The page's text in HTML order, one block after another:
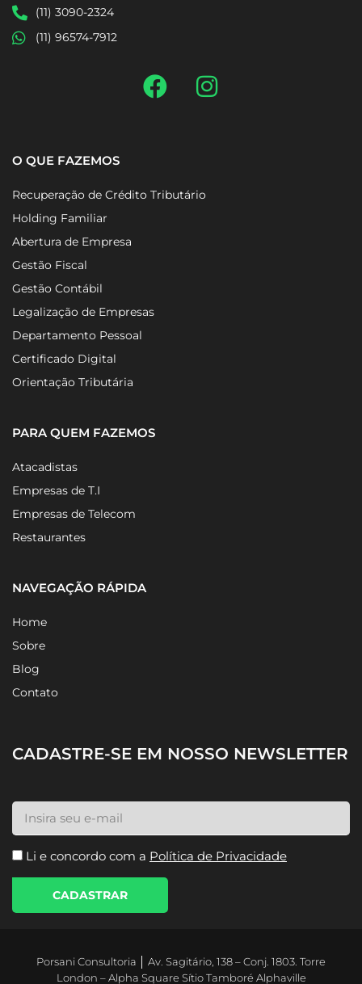
contato@porsaniconsultoria.com.br
(11) 3090-2324
O QUE FAZEMOS
Recuperação de Crédito Tributário
Holding Familiar
Abertura de Empresa
Gestão Fiscal
Gestão Contábil
Legalização de Empresas
Departamento Pessoal
Certificado Digital
PARA QUEM FAZEMOS
Atacadistas
Empresas de T.I
Empresas de Telecom
NAVEGAÇÃO RÁPIDA
Home
Sobre
Blog
Política de Privacidade